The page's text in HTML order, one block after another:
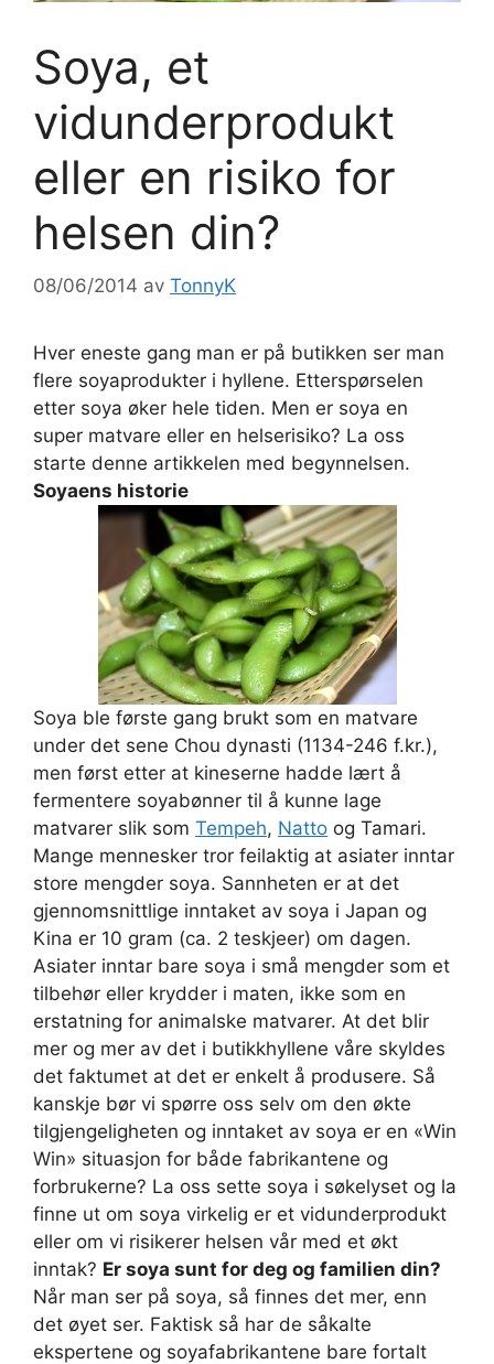
Soya, et
vidunderprodukt
eller en risiko for
helsen din?
08/06/2014 av TonnyK
Hver eneste gang man er på butikken ser man
flere soyaprodukter i hyllene. Etterspørselen
etter soya øker hele tiden. Men er soya en
super matvare eller en helserisiko? La oss
starte denne artikkelen med begynnelsen.
Soyaens historie
Soya ble første gang brukt som en matvare
under det sene Chou dynasti (1134-246 f.kr.),
men først etter at kineserne hadde lært å
fermentere soyabønner til å kunne lage
matvarer slik som Tempeh, Natto og Tamari.
Mange mennesker tror feilaktig at asiater inntar
store mengder soya. Sannheten er at det
gjennomsnittlige inntaket av soya i Japan og
Kina er 10 gram (ca. 2 teskjeer) om dagen.
Asiater inntar bare soya i små mengder som et
tilbehør eller krydder i maten, ikke som en
erstatning for animalske matvarer. At det blir
mer og mer av det i butikkhyllene våre skyldes
det faktumet at det er enkelt å produsere. Så
kanskje bør vi spørre oss selv om den økte
tilgjengeligheten og inntaket av soya er en «Win
Win» situasjon for både fabrikantene og
forbrukerne? La oss sette soya i søkelyset og la
finne ut om soya virkelig er et vidunderprodukt
eller om vi risikerer helsen vår med et økt
inntak? Er soya sunt for deg og familien din?
Når man ser på soya, så finnes det mer, enn
det øyet ser. Faktisk så har de såkalte
ekspertene og soyafabrikantene bare fortalt